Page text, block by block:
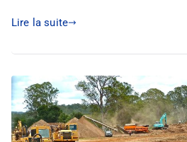
Lire la suite